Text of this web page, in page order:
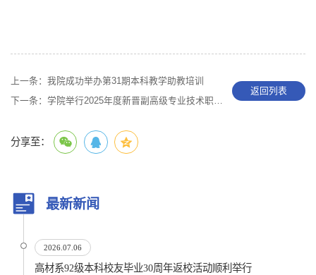
上一条： 我院成功举办第31期本科教学助教培训
下一条： 学院举行2025年度新晋副高级专业技术职务聘任仪式
返回列表
分享至：
最新新闻
2026.07.06
高材系92级本科校友毕业30周年返校活动顺利举行